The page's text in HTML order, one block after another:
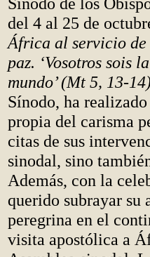
del 4 al 25 de
África al servicio
paz. ‘Vosotros sois
mundo’ (Mt 5, 13-
Sínodo, ha
propia del carisma
citas de sus
sinodal, sino
Además, con la
querido subrayar su
peregrina en el
visita apostólica a